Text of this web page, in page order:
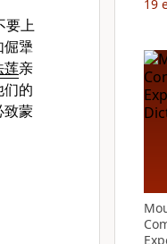
要上
倔犟
莲亲
的
致蒙
19